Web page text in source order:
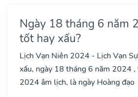
Ngày 18 tháng 6 năm
tốt hay xấu?
Lịch Vạn Niên 2024 - Lịch Vạn
xấu, ngày 18 tháng 6 năm 2024
2024 âm lịch, là ngày Hoàng đạo